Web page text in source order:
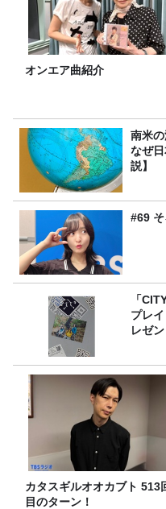
オンエア曲紹介
南米
なぜ
説】
#69 そ
「
プレ
レゼ
カタスギルオオカブト 513
目のターン！